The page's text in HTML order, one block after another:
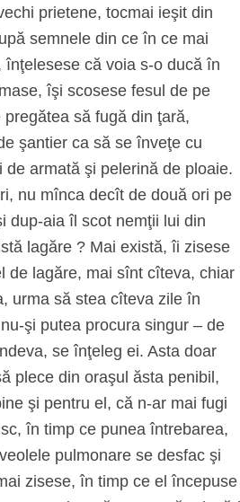
prietene, tocmai ieşit din
semnele din ce în ce mai
că voia s-o ducă în
îşi scosese fesul de pe
să fugă din ţară,
şantier ca să se înveţe cu
armată şi pelerină de ploaie.
nu mînca decît de două ori pe
dup-aia îl scot nemţii lui din
lagăre ? Mai există, îi zisese
de lagăre, mai sînt cîteva, chiar
urma să stea cîteva zile în
şi putea procura singur – de
se înţeleg ei. Asta doar
plece din oraşul ăsta penibil,
şi pentru el, că n-ar mai fugi
în timp ce punea întrebarea,
pulmonare se desfac şi
zisese, în timp ce el începuse